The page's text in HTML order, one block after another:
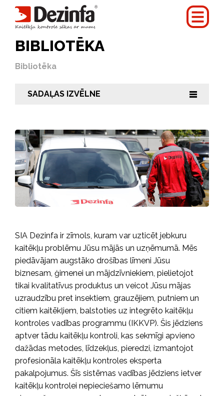
BIBLIOTĒKA
Bibliotēka
SADAĻAS IZVĒLNE |||
SIA Dezinfa ir zīmols, kuram var uzticēt jebkuru
kaitēkļu problēmu Jūsu mājās un uzņēmumā. Mēs
piedāvājam augstāko drošības līmeni Jūsu
biznesam, ģimenei un mājdzīvniekiem, pielietojot
tikai kvalitatīvus produktus un veicot Jūsu mājas
uzraudzību pret insektiem, grauzējiem, putniem un
citiem kaitēkļiem, balstoties uz integrēto kaitēkļu
kontroles vadības programmu (IKKVP). Šis jēdziens
aptver tādu kaitēkļu kontroli, kas sekmīgi apvieno
dažādas metodes, līdzekļus, pieredzi, izmantojot
profesionāla kaitēkļu kontroles eksperta
pakalpojumus. Šīs sistēmas vadības jēdziens ietver
kaitēkļu kontrolei nepieciešamo lēmumu